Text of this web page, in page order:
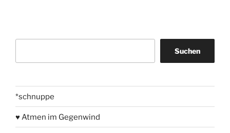
Suchen
*schnuppe
♥ Atmen im Gegenwind